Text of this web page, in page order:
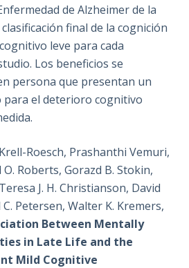
de Alzheimer de la
final de la cognición
leve para cada
Los beneficios se
persona que presentan un
el deterioro cognitivo
Roesch, Prashanthi Vemuri,
Roberts, Gorazd B. Stokin,
J. H. Christianson, David
Petersen, Walter K. Kremers,
Between Mentally
in Late Life and the
Mild Cognitive